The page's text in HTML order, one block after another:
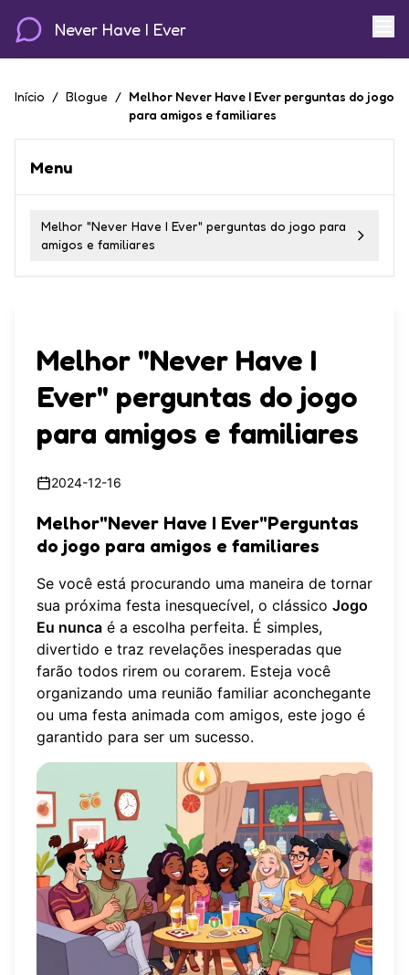
Never Have I Ever
Início / Blogue / Melhor Never Have I Ever perguntas do jogo
para amigos e familiares
Menu
Melhor "Never Have I Ever" perguntas do jogo para
amigos e familiares
Melhor "Never Have I
Ever" perguntas do jogo
para amigos e familiares
2024-12-16
Melhor"Never Have I Ever"Perguntas
do jogo para amigos e familiares
Se você está procurando uma maneira de tornar
sua próxima festa inesquecível, o clássico Jogo
Eu nunca é a escolha perfeita. É simples,
divertido e traz revelações inesperadas que
farão todos rirem ou corarem. Esteja você
organizando uma reunião familiar aconchegante
ou uma festa animada com amigos, este jogo é
garantido para ser um sucesso.